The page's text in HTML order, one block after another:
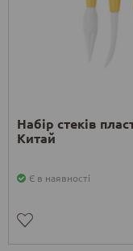
Набір стеків
Китай
Є в наявності